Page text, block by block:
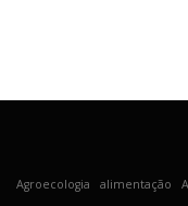
Agroecologia alimentação